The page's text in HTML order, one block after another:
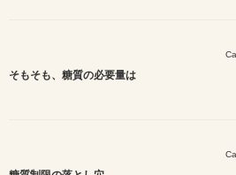
そもそも、糖質の必要量は